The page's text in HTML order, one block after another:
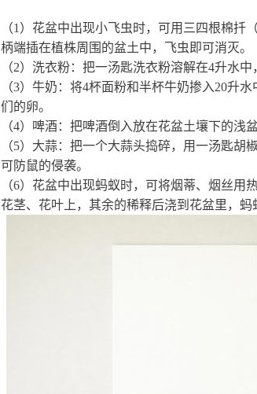
（1）花盆中出现小飞虫时，可用三四根棉
柄端插在植株周围的盆土中，飞虫即可消灭。
（2）洗衣粉：把一汤匙洗衣粉溶解在4升水
（3）牛奶：将4杯面粉和半杯牛奶掺入20升
们的卵。
（4）啤酒：把啤酒倒入放在花盆土壤下的浅
（5）大蒜：把一个大蒜头捣碎，用一汤匙
可防鼠的侵袭。
（6）花盆中出现蚂蚁时，可将烟蒂、烟丝
花茎、花叶上，其余的稀释后浇到花盆里，蚂